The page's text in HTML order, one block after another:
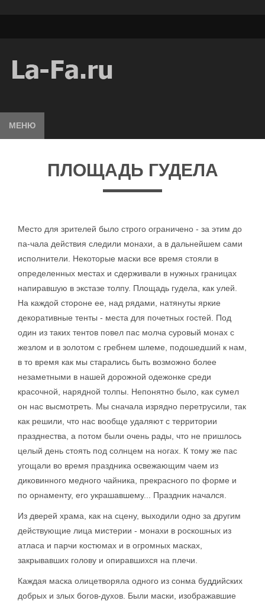
МЕНЮ
ПЛОЩАДЬ ГУДЕЛА
Место для зрителей было строго ограничено - за этим до
па-чала действия следили монахи, а в дальнейшем сами
исполнители. Некоторые маски все время стояли в
определенных местах и сдерживали в нужных границах
напиравшую в экстазе толпу. Площадь гудела, как улей.
На каждой стороне ее, над рядами, натянуты яркие
декоративные тенты - места для почетных гостей. Под
один из таких тентов повел пас молча суровый монах с
жезлом и в золотом с гребнем шлеме, подошедший к нам,
в то время как мы старались быть возможно более
незаметными в нашей дорожной одежонке среди
красочной, нарядной толпы. Непонятно было, как сумел
он нас высмотреть. Мы сначала изрядно перетрусили, так
как решили, что нас вообще удаляют с территории
празднества, а потом были очень рады, что не пришлось
целый день стоять под солнцем на ногах. К тому же пас
угощали во время праздника освежающим чаем из
диковинного медного чайника, прекрасного по форме и
по орнаменту, его украшавшему... Праздник начался.
Из дверей храма, как на сцену, выходили одно за другим
действующие лица мистерии - монахи в роскошных из
атласа и парчи костюмах и в огромных масках,
закрывавших голову и опиравшихся на плечи.
Каждая маска олицетворяла одного из сонма буддийских
добрых и злых богов-духов. Были маски, изображавшие